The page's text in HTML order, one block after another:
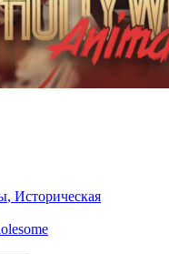
, Историческая